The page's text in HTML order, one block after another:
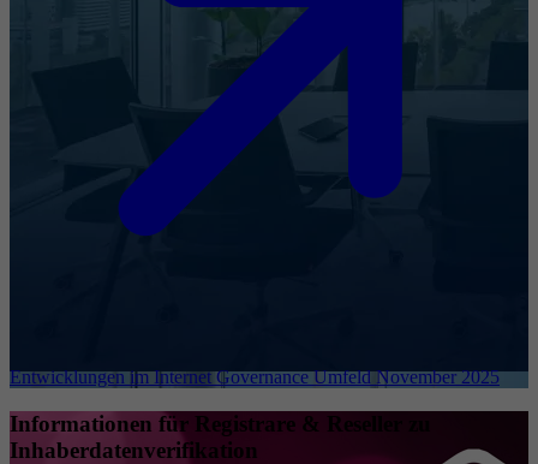
Entwicklungen im Internet Governance Umfeld November 2025
Informationen für Registrare & Reseller zu
Inhaberdatenverifikation